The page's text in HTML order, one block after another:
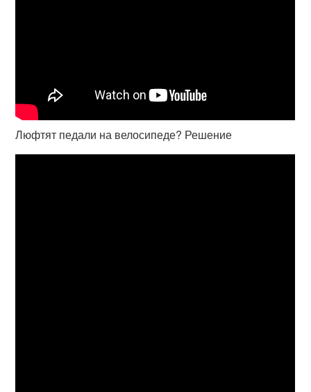
Люфтят педали на велосипеде? Решение